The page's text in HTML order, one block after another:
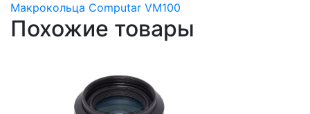
Макрокольца Computar VM100
Похожие товары